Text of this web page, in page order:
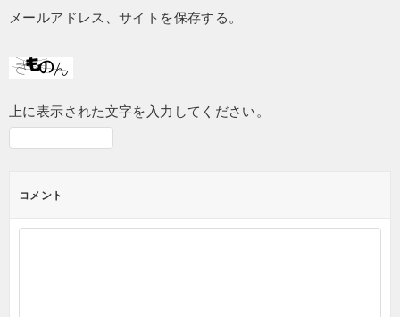
メールアドレス、サイトを保存する。
上に表示された文字を入力してください。
コメント